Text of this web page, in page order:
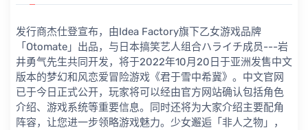
发行商杰仕登宣布，由Idea Factory旗下乙女游戏品牌
「Otomate」出品，与日本搞笑艺人组合ハライチ成员---岩
井勇气先生共同开发，将于2022年10月20日于亚洲发售中文
版本的梦幻和风恋爱冒险游戏《君于雪中希冀》。中文官网
已于今日正式公开，玩家将可以经由官方网站确认包括角色
介绍、游戏系统等重要信息。同时还将为大家介绍主要配角
阵容，让您进一步领略游戏魅力。少女邂逅「非人之物」，